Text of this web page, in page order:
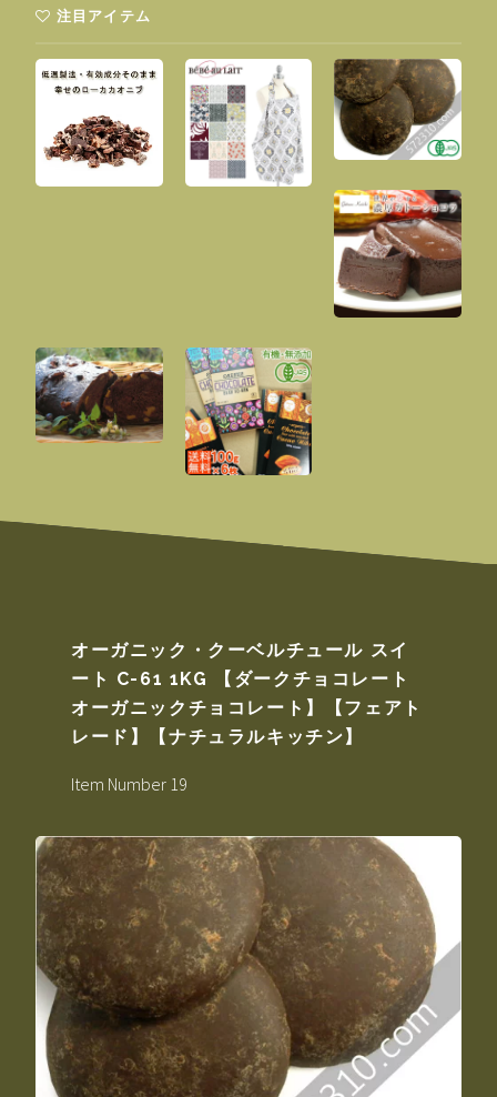
注目アイテム
オーガニック・クーベルチュール スイ
ート C-61 1KG 【ダークチョコレート
オーガニックチョコレート】【フェアト
レード】【ナチュラルキッチン】
Item Number 19